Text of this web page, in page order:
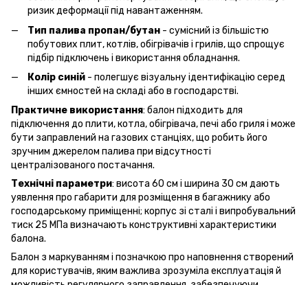
ризик деформації під навантаженням.
Тип палива пропан/бутан - сумісний із більшістю
побутових плит, котлів, обігрівачів і грилів, що спрощує
підбір підключень і використання обладнання.
Колір синій - полегшує візуальну ідентифікацію серед
інших ємностей на складі або в господарстві.
Практичне використання: балон підходить для
підключення до плити, котла, обігрівача, печі або гриля і може
бути заправлений на газових станціях, що робить його
зручним джерелом палива при відсутності
централізованого постачання.
Технічні параметри: висота 60 см і ширина 30 см дають
уявлення про габарити для розміщення в багажнику або
господарському приміщенні; корпус зі сталі і випробувальний
тиск 25 МПа визначають конструктивні характеристики
балона.
Балон з маркуванням і позначкою про наповнення створений
для користувачів, яким важлива зрозуміла експлуатація й